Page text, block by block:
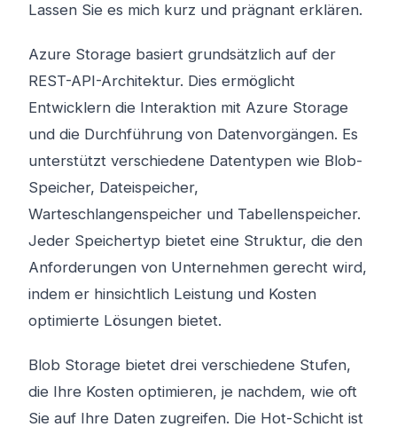
Lassen Sie es mich kurz und prägnant erklären.
Azure Storage basiert grundsätzlich auf der
REST-API-Architektur. Dies ermöglicht
Entwicklern die Interaktion mit Azure Storage
und die Durchführung von Datenvorgängen. Es
unterstützt verschiedene Datentypen wie Blob-
Speicher, Dateispeicher,
Warteschlangenspeicher und Tabellenspeicher.
Jeder Speichertyp bietet eine Struktur, die den
Anforderungen von Unternehmen gerecht wird,
indem er hinsichtlich Leistung und Kosten
optimierte Lösungen bietet.
Blob Storage bietet drei verschiedene Stufen,
die Ihre Kosten optimieren, je nachdem, wie oft
Sie auf Ihre Daten zugreifen. Die Hot-Schicht ist